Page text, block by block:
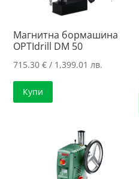
Магнитна бормашина
OPTIdrill DM 50
715.30€ / 1,399.01 лв.
Купи